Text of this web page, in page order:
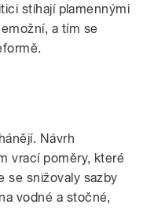
stíhají plamennými
a tím se
Návrh
vrací poměry, které
se snižovaly sazby
vodné a stočné,